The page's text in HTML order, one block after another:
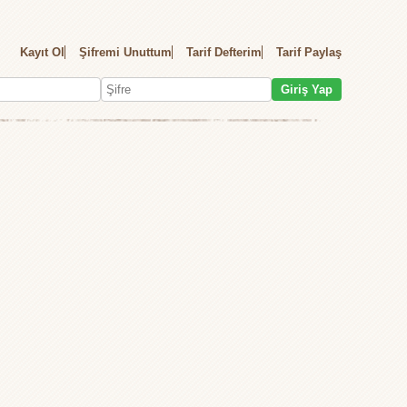
Kayıt Ol Şifremi Unuttum Tarif Defterim Tarif Paylaş
Giriş Yap